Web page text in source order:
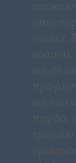
νιώθεις
κόσμου.
και σε
και εκεί
παγίδα.
τραβούν